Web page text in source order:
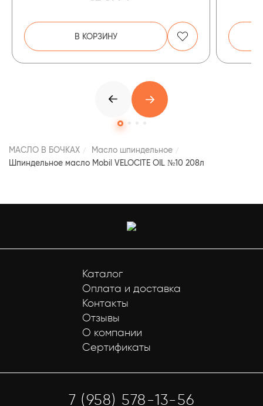
В КОРЗИНУ
МАСЛО В БОЧКАХ
Масло шпиндельное
Шпиндельное масло Mobil VELOCITE OIL №10 208л
Каталог
Оплата и доставка
Контакты
Отзывы
О компании
Сертификаты
7 (958) 578-13-56